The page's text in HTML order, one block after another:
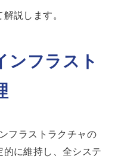
説します。
ンフラスト
フラストラクチャの
に維持し、全システ